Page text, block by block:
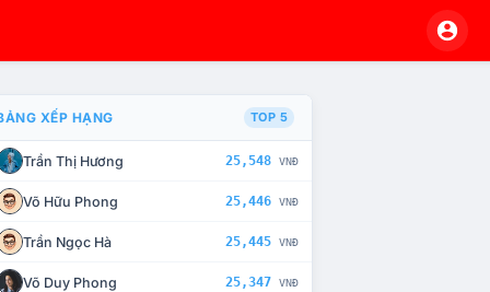
CHẾ TÀI XỬ LÝ VI PHẠM
XẾP HẠNG TOP 5
Trần Thị Hương 25,548 VNĐ
Võ Hữu Phong 25,446 VNĐ
Trần Ngọc Hà 25,445 VNĐ
Võ Duy Phong 25,347 VNĐ